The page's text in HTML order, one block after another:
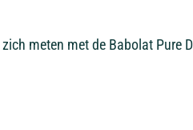
meten met de Babolat Pure